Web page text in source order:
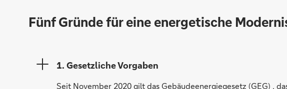
Fünf Gründe für eine energetische
1. Gesetzliche Vorgaben
Seit November 2020 gilt das Gebäudeenergiegesetz (GEG) ,